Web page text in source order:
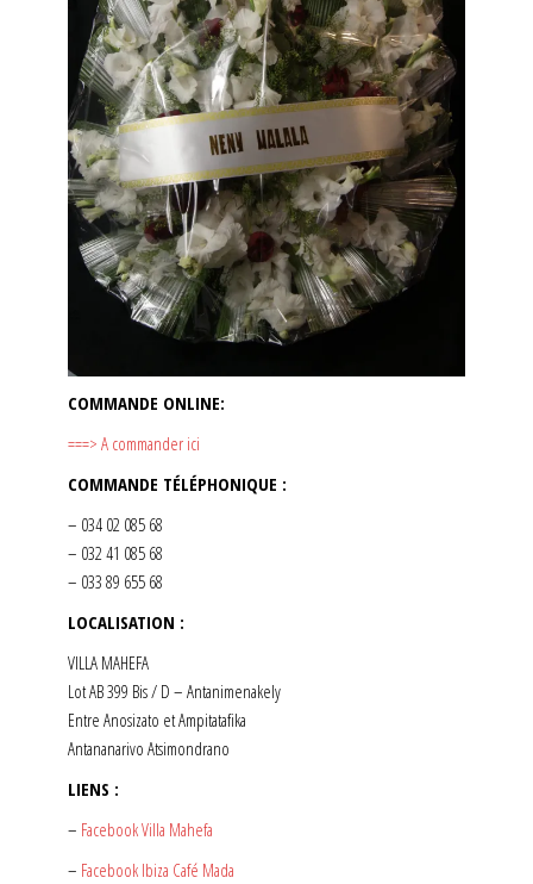
COMMANDE ONLINE:
===> A commander ici
COMMANDE TÉLÉPHONIQUE :
– 034 02 085 68
– 032 41 085 68
– 033 89 655 68
LOCALISATION :
VILLA MAHEFA
Lot AB 399 Bis / D – Antanimenakely
Entre Anosizato et Ampitatafika
Antananarivo Atsimondrano
LIENS :
– Facebook Villa Mahefa
– Facebook Ibiza Café Mada